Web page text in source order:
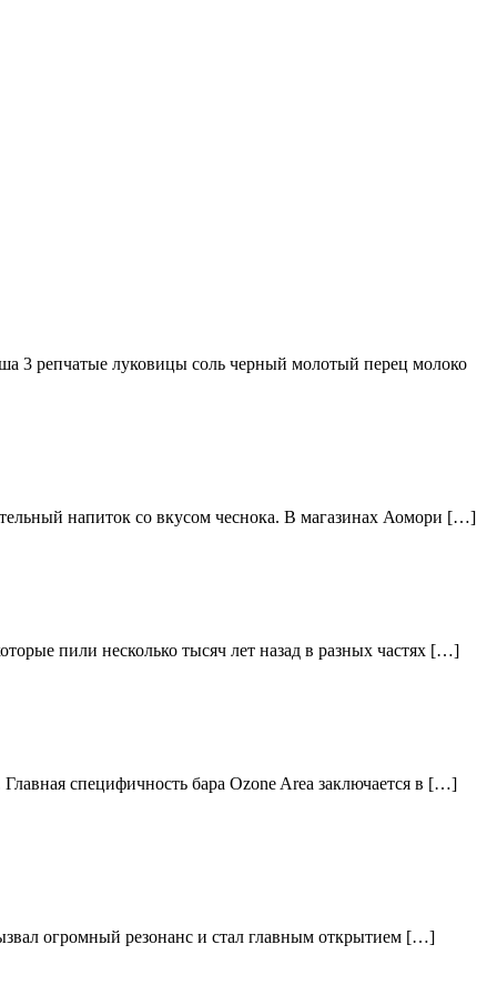
3 репчатые луковицы соль черный молотый перец молоко
напиток со вкусом чеснока. В магазинах Аомори […]
пили несколько тысяч лет назад в разных частях […]
специфичность бара Ozone Area заключается в […]
огромный резонанс и стал главным открытием […]